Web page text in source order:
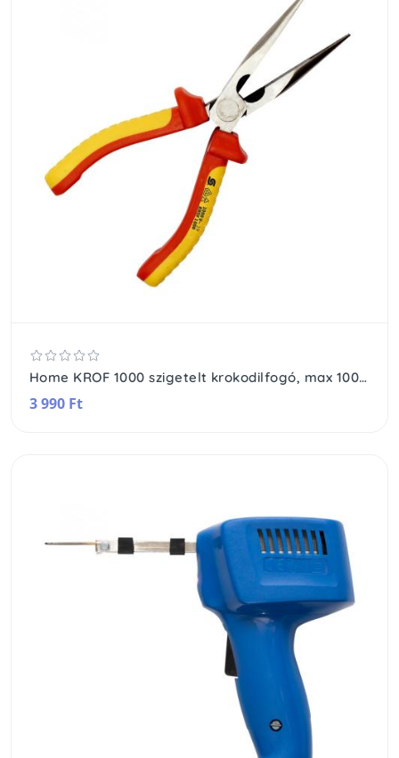
Home KROF 1000 szigetelt krokodilfogó, max 1000 V~, 200 mm, acél
3 990 Ft